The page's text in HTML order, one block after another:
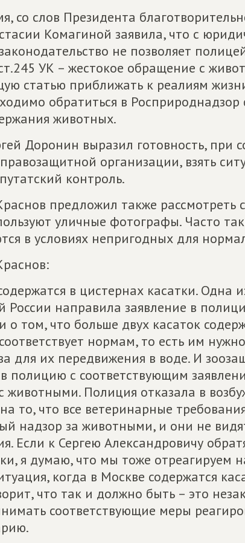
со слов Президента
Комагиной заявила, что с
не позволяет
УК – жестокое обращение с
статью приближать к реалиям
обратиться в
животных.
Доронин выразил готовность, при
организации, взять
контроль.
предложил также
уличные фотографы. Часто
в условиях непригодных для
в цистернах касатки. Одна
России направила заявление в
том, что больше двух касаток
нормам, то есть им
для их передвижения в воде. И
полицию с соответствующим
животными. Полиция отказала в
то, что все ветеринарные
надзор за животными, и они не
Если к Сергею Александровичу
я думаю, что мы тоже отреагируем
когда в Москве содержатся
что так и должно быть – это
соответствующие меры